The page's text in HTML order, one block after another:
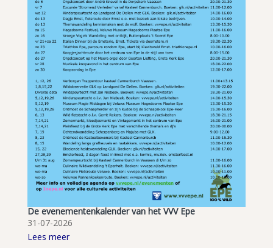
De evenementenkalender van het VVV Epe
31-07-2026
Lees meer